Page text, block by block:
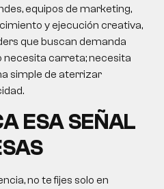
equipos de marketing,
y ejecución creativa,
que buscan demanda
necesita carreta; necesita
simple de aterrizar
ESA SEÑAL
no te fijes solo en